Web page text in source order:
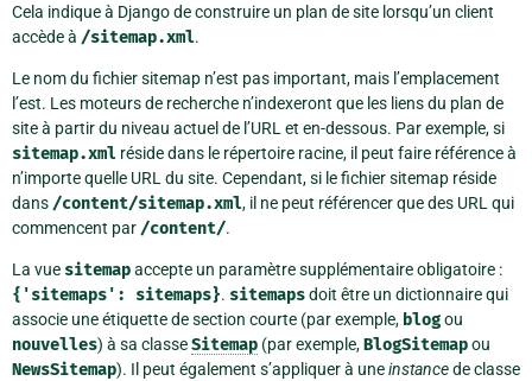
Cela indique à Django de construire un plan de site lorsqu’un client
accède à /sitemap.xml.
Le nom du fichier sitemap n’est pas important, mais l’emplacement
l’est. Les moteurs de recherche n’indexeront que les liens du plan de
site à partir du niveau actuel de l’URL et en-dessous. Par exemple, si
sitemap.xml réside dans le répertoire racine, il peut faire référence à
n’importe quelle URL du site. Cependant, si le fichier sitemap réside
dans /content/sitemap.xml, il ne peut référencer que des URL qui
commencent par /content/.
La vue sitemapaccepte un paramètre supplémentaire obligatoire :
{'sitemaps': sitemaps}. sitemapsdoit être un dictionnaire qui
associe une étiquette de section courte (par exemple, blogou
nouvelles) à sa classeSitemap (par exemple,BlogSitemapou
NewsSitemap). Il peut également s’appliquer à uneinstancede classe